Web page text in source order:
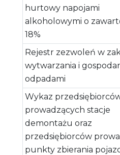
hurtowy napojami
alkoholowymi o
18%
Rejestr zezwoleń w
wytwarzania i
odpadami
Wykaz
prowadzących stacje
demontażu oraz
przedsiębiorców
punkty zbierania